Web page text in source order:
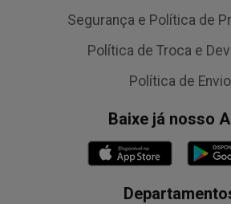
Segurança e Política de
Política de Troca e
Política de Envio
Baixe já nosso